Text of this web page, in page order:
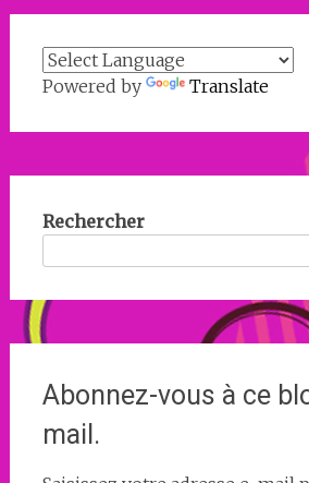
Powered by Translate
Rechercher
Abonnez-vous à ce
mail.